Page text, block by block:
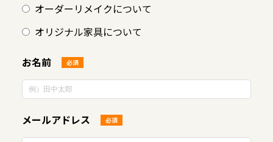
オーダーリメイクについて
オリジナル家具について
お名前 必須
メールアドレス 必須